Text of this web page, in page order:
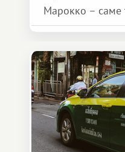
Марокко – саме